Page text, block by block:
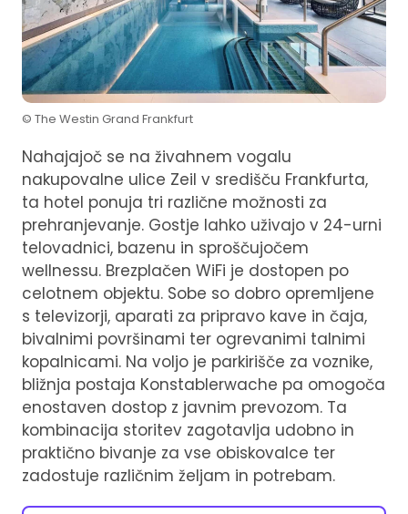
© The Westin Grand Frankfurt
Nahajajoč se na živahnem vogalu
nakupovalne ulice Zeil v središču Frankfurta,
ta hotel ponuja tri različne možnosti za
prehranjevanje. Gostje lahko uživajo v 24-urni
telovadnici, bazenu in sproščujočem
wellnessu. Brezplačen WiFi je dostopen po
celotnem objektu. Sobe so dobro opremljene
s televizorji, aparati za pripravo kave in čaja,
bivalnimi površinami ter ogrevanimi talnimi
kopalnicami. Na voljo je parkirišče za voznike,
bližnja postaja Konstablerwache pa omogoča
enostaven dostop z javnim prevozom. Ta
kombinacija storitev zagotavlja udobno in
praktično bivanje za vse obiskovalce ter
zadostuje različnim željam in potrebam.